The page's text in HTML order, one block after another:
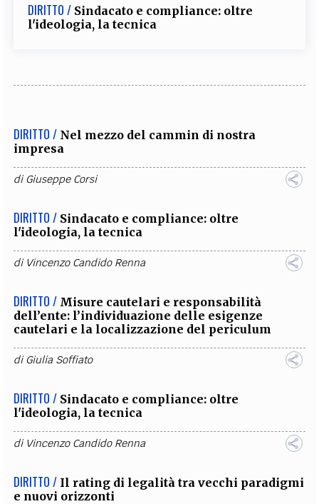
DIRITTO / Sindacato e compliance: oltre
l'ideologia, la tecnica
DIRITTO / Nel mezzo del cammin di nostra
impresa
diGiuseppe Corsi
DIRITTO / Sindacato e compliance: oltre
l'ideologia, la tecnica
di Vincenzo Candido Renna
DIRITTO / Misure cautelari e responsabilità
dell’ente: l’individuazione delle esigenze
cautelari e la localizzazione del periculum
diGiulia Soffiato
DIRITTO / Sindacato e compliance: oltre
l'ideologia, la tecnica
di Vincenzo Candido Renna
DIRITTO / Il rating di legalità tra vecchi paradigmi
e nuovi orizzonti